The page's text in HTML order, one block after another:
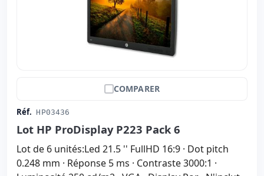
COMPARER
Réf. HP03436
Lot HP ProDisplay P223 Pack 6
Lot de 6 unités:Led 21.5 '' FullHD 16:9 · Dot pitch
0.248 mm · Réponse 5 ms · Contraste 3000:1 ·